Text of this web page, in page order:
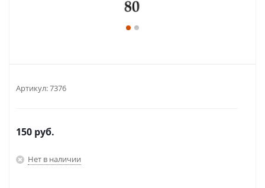
Артикул:7376
150 руб.
Нет в наличии